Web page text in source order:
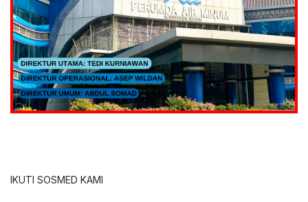
IKUTI SOSMED KAMI